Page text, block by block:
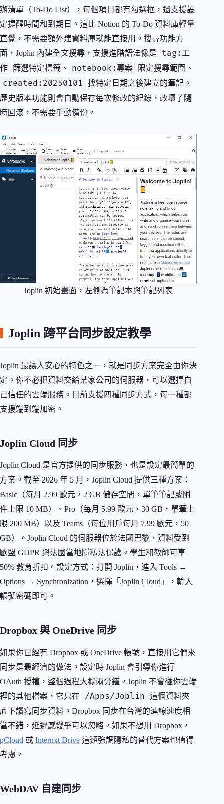
辦清單（To-Do List），每個項目都有勾選框，還支援設
定提醒時間和到期日。這比 Notion 的 To-Do 資料庫輕量
直覺，不需要額外建資料庫就能直接用。搜尋功能方
面，Joplin 內建全文搜尋，支援進階語法像是
tag:工
作 篩選特定標籤、 notebook:專案 限定搜尋範圍、
created:20250101
找特定日期之後建立的筆記。
歷史版本功能則會自動保存每次修改的紀錄，改壞了隨
時回滾，不需要手動備份。
Joplin 初始畫面，左側為筆記本與筆記列表
Joplin 跨平台同步設定教學
Joplin 最讓人安心的特色之一，就是同步方案完全由你決
定。你不必把資料交給某家公司的伺服器，可以選擇自
己信任的雲端服務。目前支援四種同步方式，每一種都
支援端到端加密。
Joplin Cloud 同步
Joplin Cloud 是官方提供的同步服務，也是設定最簡單的
方案。截至 2026 年 5 月，Joplin Cloud 提供三種方案：
Basic（每月 2.99 歐元，2 GB 儲存空間，單筆筆記或附
件上限 10 MB）、Pro（每月 5.99 歐元，30 GB，單筆上
限 200 MB）以及 Teams（每位用戶每月 7.99 歐元，50
GB）。Joplin Cloud 的伺服器位於法國巴黎，資料受到
歐盟 GDPR 與法國當地隱私法保護。學生和教師可享
50% 教育折扣。設定方式：打開 Joplin，進入 Tools →
Options → Synchronization，選擇「Joplin Cloud」，輸入
帳號密碼即可。
Dropbox 與 OneDrive 同步
如果你已經有 Dropbox 或 OneDrive 帳號，直接用它們來
同步是最經濟的做法。設定時 Joplin 會引導你進行
OAuth 授權，整個過程大概兩分鐘。Joplin 不會碰你雲端
裡的其他檔案，它只在
/Apps/Joplin
這個資料夾
底下讀寫同步資料。Dropbox 同步在台灣的連線速度相
當不錯，延遲感幾乎可以忽略。如果不想用 Dropbox，
pCloud 或 Internxt Drive 這類強調隱私的替代方案也值得
考慮。
WebDAV 自建同步